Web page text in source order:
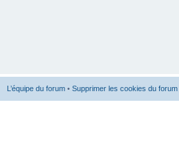
L’équipe du forum • Supprimer les cookies du forum